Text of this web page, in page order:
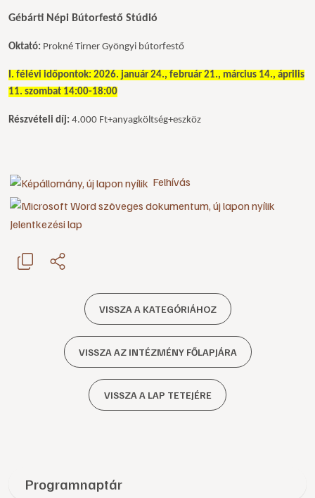
Gébárti Népi Bútorfestő Stúdió
Oktató: Prokné Tirner Gyöngyi bútorfestő
I. félévi időpontok: 2026. január 24., február 21., március 14., április
11. szombat 14:00-18:00
Részvételi díj: 4.000 Ft+anyagköltség+eszköz
Felhívás
Jelentkezési lap
VISSZA A KATEGÓRIÁHOZ
VISSZA AZ INTÉZMÉNY FŐLAPJÁRA
VISSZA A LAP TETEJÉRE
Programnaptár